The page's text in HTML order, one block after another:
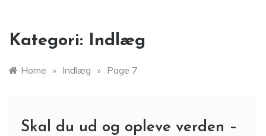
Kategori: Indlæg
Home » Indlæg » Page 7
Skal du ud og opleve verden –